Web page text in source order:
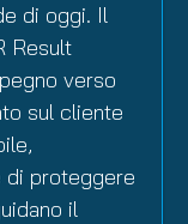
di oggi. Il
Result
verso
sul cliente
di proteggere
il